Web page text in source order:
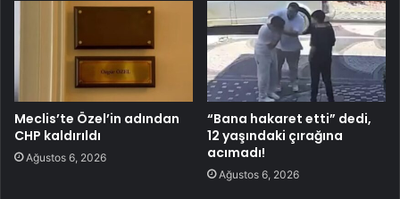
Meclis’te Özel’in adından
CHP kaldırıldı
Ağustos 6, 2026
“Bana hakaret etti” dedi,
12 yaşındaki çırağına
acımadı!
Ağustos 6, 2026